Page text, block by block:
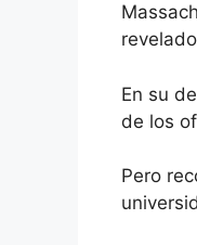
En su
de los
Pero